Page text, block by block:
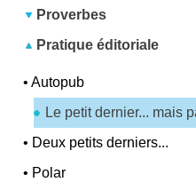
Proverbes
Pratique éditoriale
•Autopub
Le petit dernier... mais
• Deux petits derniers...
• Polar